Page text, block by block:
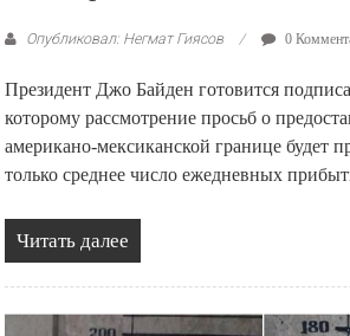
Опубликовал: Негмат Гиясов 0
Президент Джо Байден готовится
которому рассмотрение просьб о
американо-мексиканской границе будет
только среднее число ежедневных
Читать далее